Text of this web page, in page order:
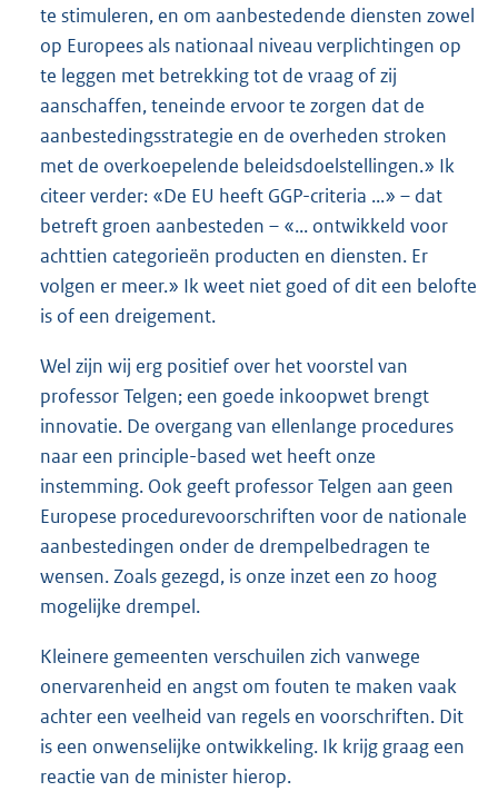
te stimuleren, en om aanbestedende diensten zowel
op Europees als nationaal niveau verplichtingen op
te leggen met betrekking tot de vraag of zij
aanschaffen, teneinde ervoor te zorgen dat de
aanbestedingsstrategie en de overheden stroken
met de overkoepelende beleidsdoelstellingen.» Ik
citeer verder: «De EU heeft GGP-criteria ...» – dat
betreft groen aanbesteden – «... ontwikkeld voor
achttien categorieën producten en diensten. Er
volgen er meer.» Ik weet niet goed of dit een belofte
is of een dreigement.
Wel zijn wij erg positief over het voorstel van
professor Telgen; een goede inkoopwet brengt
innovatie. De overgang van ellenlange procedures
naar een principle-based wet heeft onze
instemming. Ook geeft professor Telgen aan geen
Europese procedurevoorschriften voor de nationale
aanbestedingen onder de drempelbedragen te
wensen. Zoals gezegd, is onze inzet een zo hoog
mogelijke drempel.
Kleinere gemeenten verschuilen zich vanwege
onervarenheid en angst om fouten te maken vaak
achter een veelheid van regels en voorschriften. Dit
is een onwenselijke ontwikkeling. Ik krijg graag een
reactie van de minister hierop.